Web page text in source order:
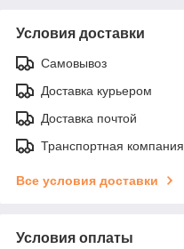
Условия доставки
Самовывоз
Доставка курьером
Доставка почтой
Транспортная компания
Все условия доставки
Условия оплаты